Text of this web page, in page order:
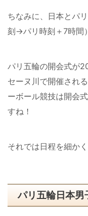
ちなみに、日本とパ
刻→パリ時刻＋7時間）
パリ五輪の開会式が
セーヌ川で開催され
ーボール競技は開会
すね！
それでは日程を細か
パリ五輪日本男